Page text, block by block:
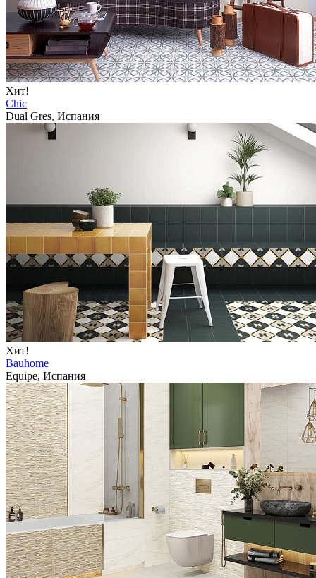
Хит!
Chic
Dual Gres, Испания
Хит!
Bauhome
Equipe, Испания